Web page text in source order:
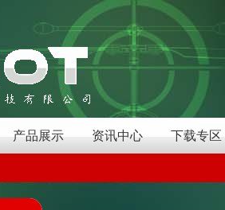
产品展示 资讯中心 下载专区